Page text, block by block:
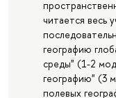
читается весь
географию
среды" (1-2
географию" (3
полевых